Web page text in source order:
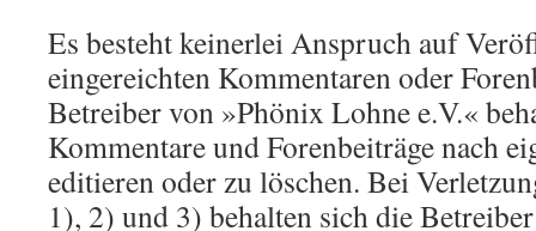
Es besteht keinerlei Anspruch auf
eingereichten Kommentaren oder
Betreiber von »Phönix Lohne e.V.«
Kommentare und Forenbeiträge nach
editieren oder zu löschen. Bei
1), 2) und 3) behalten sich die